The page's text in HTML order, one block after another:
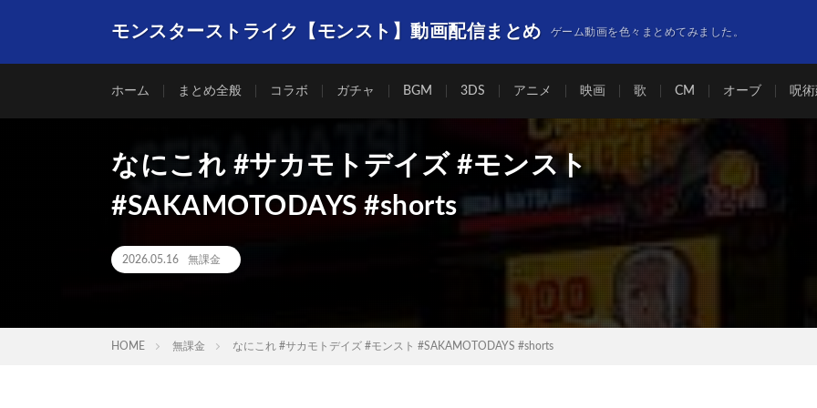
モンスターストライク【モンスト】動画配信まとめ ゲーム動画を色々まとめてみました。
ホーム まとめ全般 コラボ ガチャ BGM 3DS アニメ 映画 歌 CM オーブ 呪
なにこれ #サカモトデイズ #モンスト
#SAKAMOTODAYS #shorts
2026.05.16 無課金
HOME 無課金 なにこれ #サカモトデイズ #モンスト #SAKAMOTODAYS #shorts